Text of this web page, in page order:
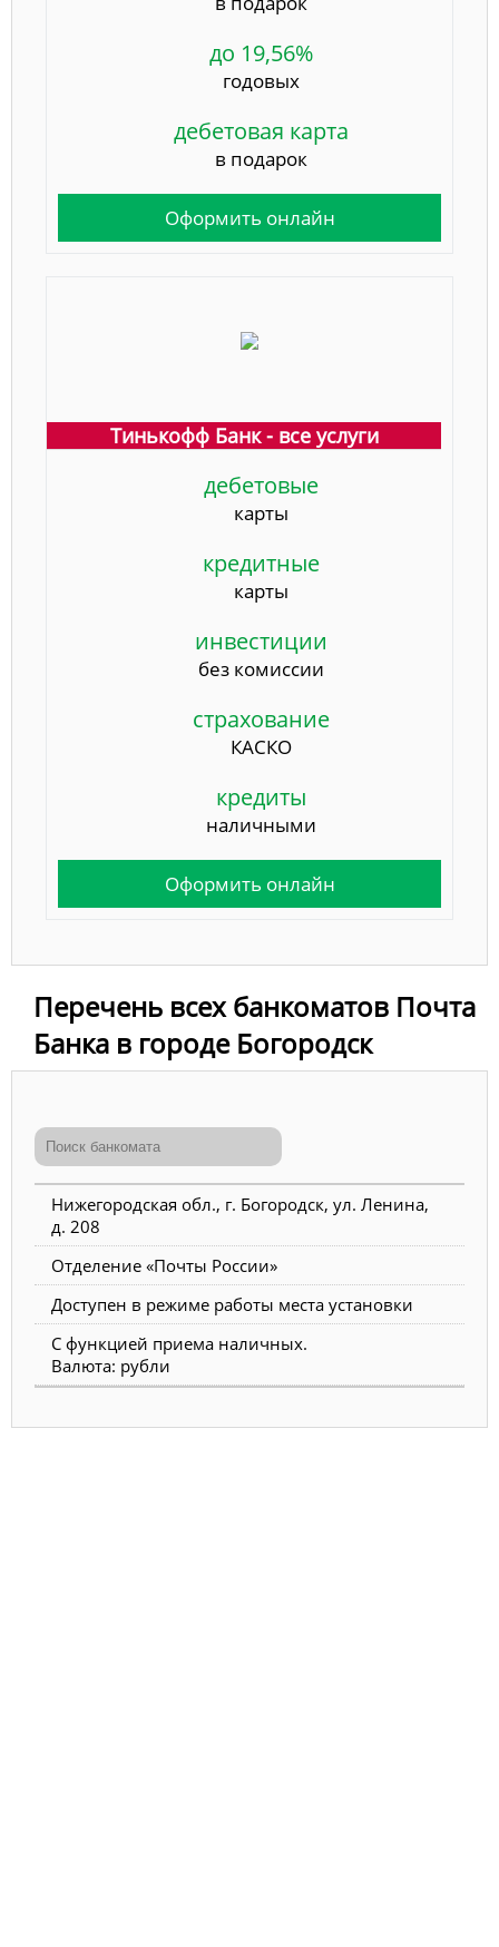
до 19,56%
годовых
дебетовая карта
в подарок
Оформить онлайн
Тинькофф Банк - все услуги
дебетовые
карты
кредитные
карты
инвестиции
без комиссии
страхование
КАСКО
кредиты
наличными
Оформить онлайн
Перечень всех банкоматов Почта
Банка в городе Богородск
Нижегородская обл., г. Богородск, ул. Ленина,
д. 208
Отделение «Почты России»
Доступен в режиме работы места установки
С функцией приема наличных.
Валюта: рубли